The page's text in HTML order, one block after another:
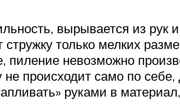
вырывается из рук
только мелких
пиление невозможно
происходит само по
руками в